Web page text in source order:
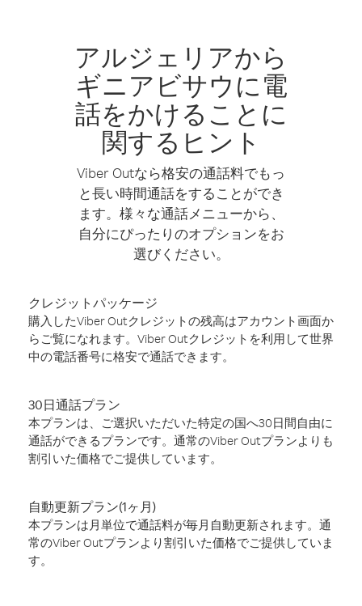
アルジェリアから
ギニアビサウに電
話をかけることに
関するヒント
Viber Outなら格安の通話料でもっ
と長い時間通話をすることができ
ます。様々な通話メニューから、
自分にぴったりのオプションをお
選びください。
クレジットパッケージ
購入したViber Outクレジットの残高はアカウント画面か
らご覧になれます。Viber Outクレジットを利用して世界
中の電話番号に格安で通話できます。
30日通話プラン
本プランは、ご選択いただいた特定の国へ30日間自由に
通話ができるプランです。通常のViber Outプランよりも
割引いた価格でご提供しています。
自動更新プラン(1ヶ月)
本プランは月単位で通話料が毎月自動更新されます。通
常のViber Outプランより割引いた価格でご提供していま
す。